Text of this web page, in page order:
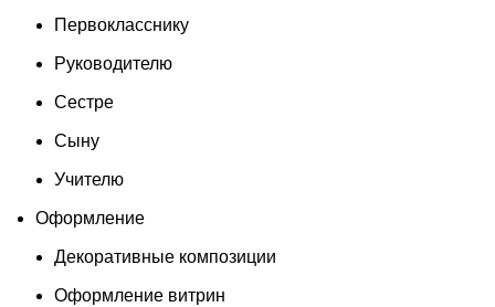
Первокласснику
Руководителю
Сестре
Сыну
Учителю
Оформление
Декоративные композиции
Оформление витрин